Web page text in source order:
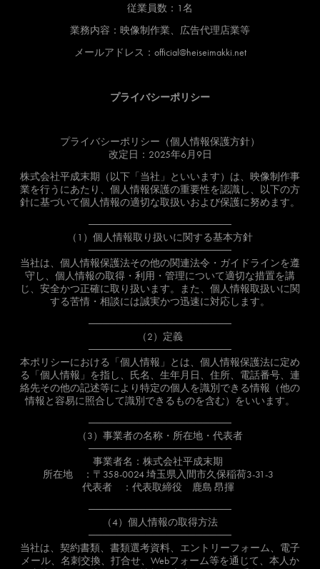
従業員数：1名
業務内容：映像制作業、広告代理店業等
メールアドレス：official@heiseimakki.net
プライバシーポリシー
プライバシーポリシー（個人情報保護方針）
改定日：2025年6月9日
株式会社平成末期（以下「当社」といいます）は、映像制作事
業を行うにあたり、個人情報保護の重要性を認識し、以下の方
針に基づいて個人情報の適切な取扱いおよび保護に努めます。
────────────────────
（1）個人情報取り扱いに関する基本方針
────────────────────
当社は、個人情報保護法その他の関連法令・ガイドラインを遵
守し、個人情報の取得・利用・管理について適切な措置を講
じ、安全かつ正確に取り扱います。また、個人情報取扱いに関
する苦情・相談には誠実かつ迅速に対応します。
────────────────────
（2）定義
────────────────────
本ポリシーにおける「個人情報」とは、個人情報保護法に定め
る「個人情報」を指し、氏名、生年月日、住所、電話番号、連
絡先その他の記述等により特定の個人を識別できる情報（他の
情報と容易に照合して識別できるものを含む）をいいます。
────────────────────
（3）事業者の名称・所在地・代表者
────────────────────
事業者名：株式会社平成末期
所在地 ：〒358-0024 埼玉県入間市久保稲荷3-31-3
代表者 ：代表取締役 鹿島 昂揮
────────────────────
（4）個人情報の取得方法
────────────────────
当社は、契約書類、書類選考資料、エントリーフォーム、電子
メール、名刺交換、打合せ、Webフォーム等を通じて、本人か